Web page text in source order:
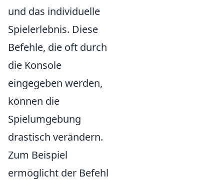
und das individuelle
Spielerlebnis. Diese
Befehle, die oft durch
die Konsole
eingegeben werden,
können die
Spielumgebung
drastisch verändern.
Zum Beispiel
ermöglicht der Befehl